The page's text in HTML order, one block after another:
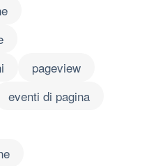
pageview
eventi di pagina